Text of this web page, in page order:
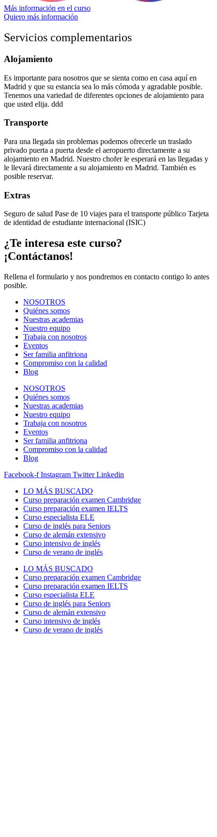
Más información en el curso
Quiero más información
Servicios complementarios
Alojamiento
Es importante para nosotros que se sienta como en casa aquí en
Madrid y que su estancia sea lo más cómoda y agradable posible.
Tenemos una variedad de diferentes opciones de alojamiento para
que usted elija. ddd
Transporte
Para una llegada sin problemas podemos ofrecerle un traslado
privado puerta a puerta desde el aeropuerto directamente a su
alojamiento en Madrid. Nuestro chofer le esperará en las llegadas y
le llevará directamente a su alojamiento en Madrid. También es
posible reservar.
Extras
Seguro de salud Pase de 10 viajes para el transporte público Tarjeta
de identidad de estudiante internacional (ISIC)
¿Te interesa este curso?
¡Contáctanos!
Rellena el formulario y nos pondremos en contacto contigo lo antes
posible.
NOSOTROS
Quiénes somos
Nuestras academias
Nuestro equipo
Trabaja con nosotros
Eventos
Ser familia anfitriona
Compromiso con la calidad
Blog
NOSOTROS
Quiénes somos
Nuestras academias
Nuestro equipo
Trabaja con nosotros
Eventos
Ser familia anfitriona
Compromiso con la calidad
Blog
Facebook-f Instagram Twitter Linkedin
LO MÁS BUSCADO
Curso preparación examen Cambridge
Curso preparación examen IELTS
Curso especialista ELE
Curso de inglés para Seniors
Curso de alemán extensivo
Curso intensivo de inglés
Curso de verano de inglés
LO MÁS BUSCADO
Curso preparación examen Cambridge
Curso preparación examen IELTS
Curso especialista ELE
Curso de inglés para Seniors
Curso de alemán extensivo
Curso intensivo de inglés
Curso de verano de inglés